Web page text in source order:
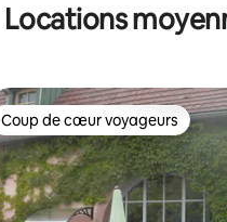
Locations
Coup de cœur voyageurs
Coup de cœur voyageurs